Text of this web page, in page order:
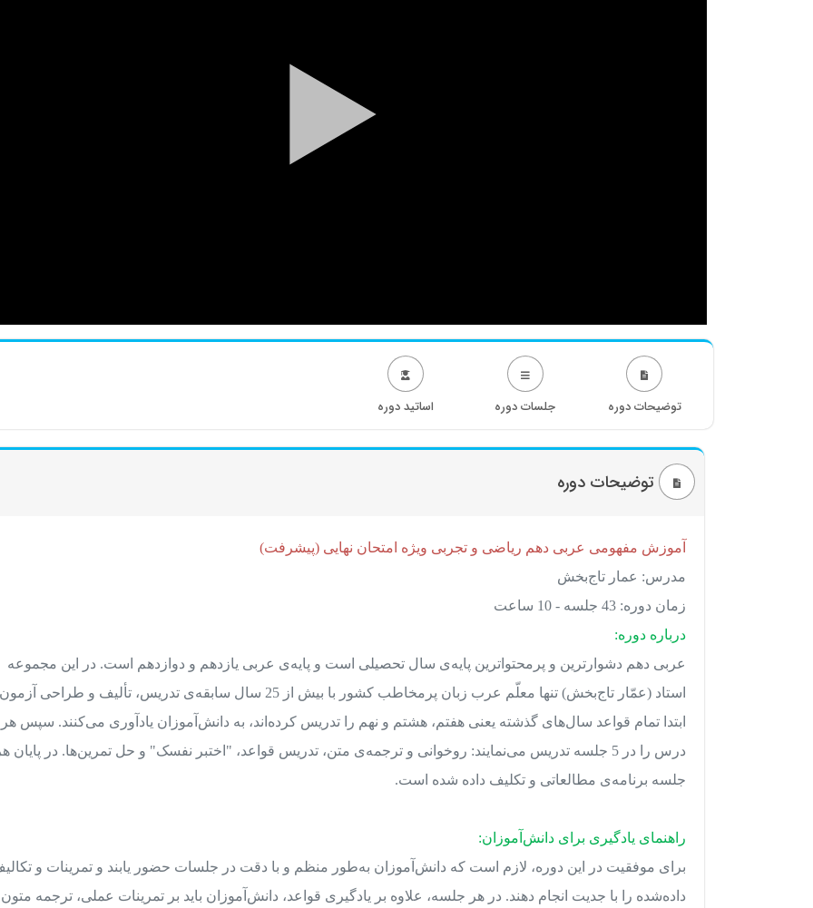
توضیحات دوره جلسات دوره اساتید دوره
توضیحات دوره
آموزش مفهومی عربی دهم ریاضی و تجربی ویژه امتحان نهایی (پیشرفت)
مدرس: عمار تاج‌بخش
زمان دوره: 43 جلسه - 10 ساعت
درباره دوره:
عربی دهم دشوارترین و پرمحتواترین پایه‌ی سال تحصیلی است و پایه‌ی عربی یازدهم و دوازدهم است. در این مجموعه
استاد (عمّار تاج‌بخش) تنها معلّم عرب زبان پرمخاطب کشور با بیش از 25 سال سابقه‌ی تدریس، تألیف و طراحی
ابتدا تمام قواعد سال‌های گذشته یعنی هفتم، هشتم و نهم را تدریس کرده‌اند، به دانش‌آموزان یاد‌آوری می‌کنند. سپس هر
درس را در 5 جلسه تدریس می‌نمایند: روخوانی و ترجمه‌ی متن، تدریس قواعد، "اختبر نفسک" و حل تمرین‌ها. در پایان
جلسه برنامه‌ی مطالعاتی و تکلیف داده شده است.
راهنمای یادگیری برای دانش‌آموزان:
برای موفقیت در این دوره، لازم است که دانش‌آموزان به‌طور منظم و با دقت در جلسات حضور یابند و تمرینات و
داده‌شده را با جدیت انجام دهند. در هر جلسه، علاوه بر یادگیری قواعد، دانش‌آموزان باید بر تمرینات عملی، ترجمه